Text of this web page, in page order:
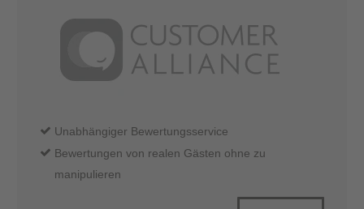
Unabhängiger Bewertungsservice
Bewertungen von realen Gästen ohne zu
manipulieren